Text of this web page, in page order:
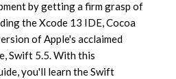
by getting a firm grasp of
the Xcode 13 IDE, Cocoa
of Apple's acclaimed
Swift 5.5. With this
you'll learn the Swift